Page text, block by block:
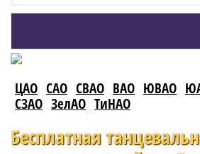
ЦАО САО СВАО ВАО ЮВАО
СЗАО ЗелАО ТиНАО
Бесплатная